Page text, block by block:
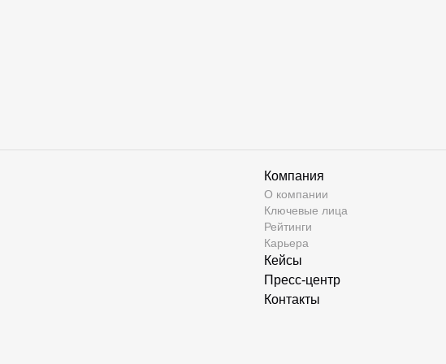
Компания
О компании
Ключевые лица
Рейтинги
Карьера
Кейсы
Пресс-центр
Контакты